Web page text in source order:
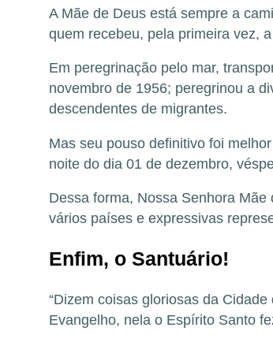
A Mãe de Deus está sempre a
quem recebeu, pela primeira vez,
Em peregrinação pelo mar,
novembro de 1956; peregrinou a
descendentes de migrantes.
Mas seu pouso definitivo foi
noite do dia 01 de dezembro,
Dessa forma, Nossa Senhora
vários países e expressivas
Enfim, o Santuário!
“Dizem coisas gloriosas da
Evangelho, nela o Espírito Santo